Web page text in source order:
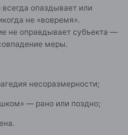
опаздывает или
не «вовремя».
не оправдывает субъекта —
меры.
несоразмерности;
— рано или поздно;